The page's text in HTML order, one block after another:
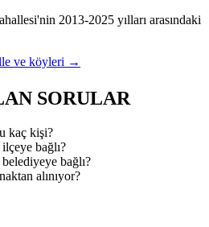
2013-2025 yılları arasındaki
ve köyleri →
SORULAR
kaç kişi?
bağlı?
bağlı?
alınıyor?